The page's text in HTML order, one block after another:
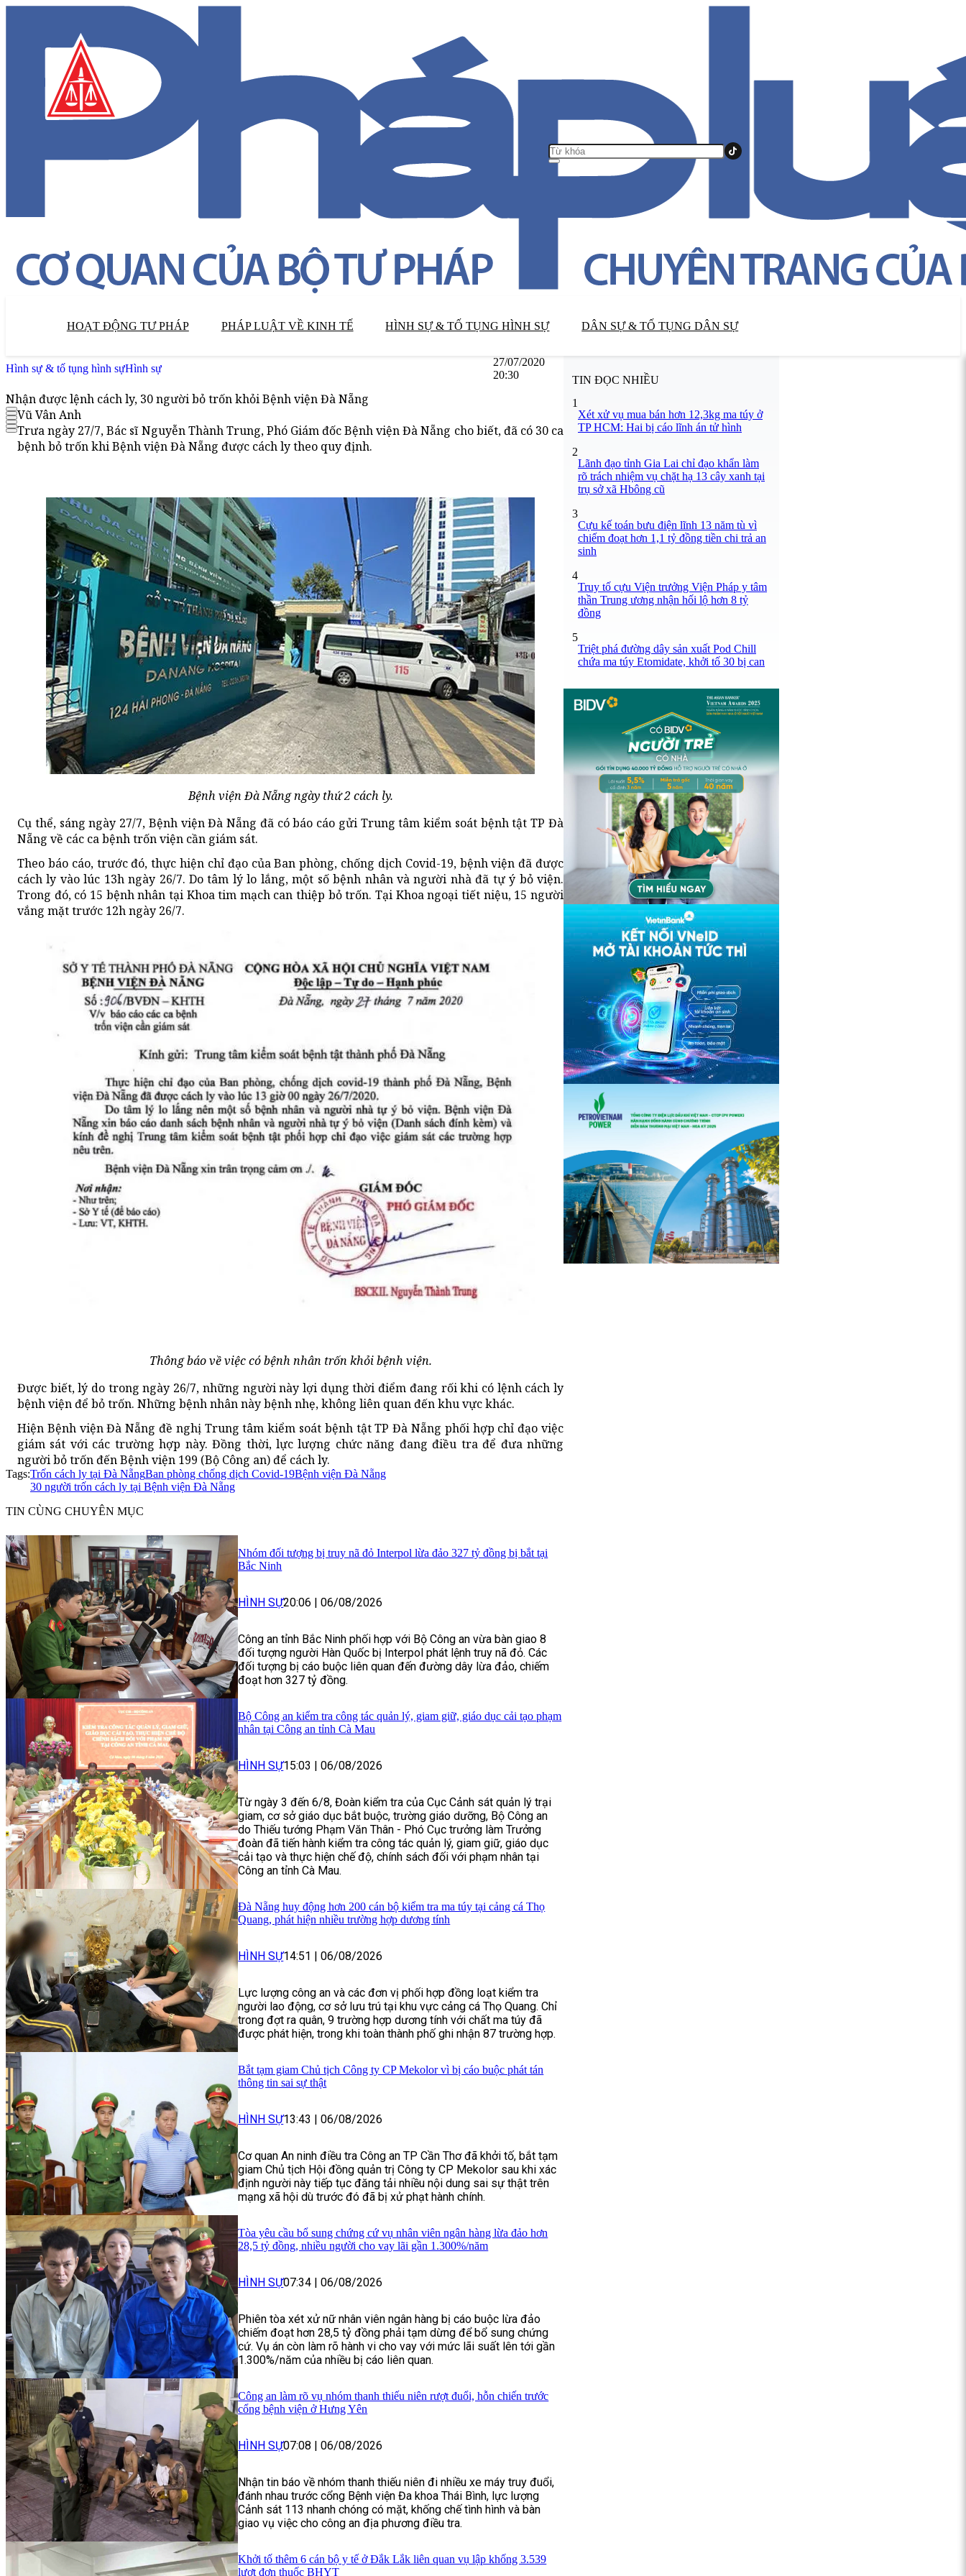
HOẠT ĐỘNG TƯ PHÁP PHÁP LUẬT VỀ KINH TẾ HÌNH SỰ & TỐ TỤNG HÌNH SỰ DÂN SỰ & TỐ TỤNG DÂN SỰ
Hình sự & tố tụng hình sựHình sự
27/07/2020
20:30
Nhận được lệnh cách ly, 30 người bỏ trốn khỏi Bệnh viện Đà Nẵng
Vũ Vân Anh
Trưa ngày 27/7, Bác sĩ Nguyễn Thành Trung, Phó Giám đốc Bệnh viện Đà Nẵng cho biết, đã có 30 ca
bệnh bỏ trốn khi Bệnh viện Đà Nẵng được cách ly theo quy định.
Bệnh viện Đà Nẵng ngày thứ 2 cách ly.
Cụ thể, sáng ngày 27/7, Bệnh viện Đà Nẵng đã có báo cáo gửi Trung tâm kiểm soát bệnh tật TP Đà
Nẵng về các ca bệnh trốn viện cần giám sát.
Theo báo cáo, trước đó, thực hiện chỉ đạo của Ban phòng, chống dịch Covid-19, bệnh viện đã được
cách ly vào lúc 13h ngày 26/7. Do tâm lý lo lắng, một số bệnh nhân và người nhà đã tự ý bỏ viện.
Trong đó, có 15 bệnh nhân tại Khoa tim mạch can thiệp bỏ trốn. Tại Khoa ngoại tiết niệu, 15 người
vắng mặt trước 12h ngày 26/7.
Thông báo về việc có bệnh nhân trốn khỏi bệnh viện.
Được biết, lý do trong ngày 26/7, những người này lợi dụng thời điểm đang rối khi có lệnh cách ly
bệnh viện để bỏ trốn. Những bệnh nhân này bệnh nhẹ, không liên quan đến khu vực khác.
Hiện Bệnh viện Đà Nẵng đề nghị Trung tâm kiểm soát bệnh tật TP Đà Nẵng phối hợp chỉ đạo việc
giám sát với các trường hợp này. Đồng thời, lực lượng chức năng đang điều tra để đưa những
người bỏ trốn đến Bệnh viện 199 (Bộ Công an) để cách ly.
Tags:Trốn cách ly tại Đà NẵngBan phòng chống dịch Covid-19Bệnh viện Đà Nẵng
30 người trốn cách ly tại Bệnh viện Đà Nẵng
TIN CÙNG CHUYÊN MỤC
Nhóm đối tượng bị truy nã đỏ Interpol lừa đảo 327 tỷ đồng bị bắt tại
Bắc Ninh
HÌNH SỰ20:06 | 06/08/2026
Công an tỉnh Bắc Ninh phối hợp với Bộ Công an vừa bàn giao 8
đối tượng người Hàn Quốc bị Interpol phát lệnh truy nã đỏ. Các
đối tượng bị cáo buộc liên quan đến đường dây lừa đảo, chiếm
đoạt hơn 327 tỷ đồng.
Bộ Công an kiểm tra công tác quản lý, giam giữ, giáo dục cải tạo phạm
nhân tại Công an tỉnh Cà Mau
HÌNH SỰ15:03 | 06/08/2026
Từ ngày 3 đến 6/8, Đoàn kiểm tra của Cục Cảnh sát quản lý trại
giam, cơ sở giáo dục bắt buộc, trường giáo dưỡng, Bộ Công an
do Thiếu tướng Phạm Văn Thân - Phó Cục trưởng làm Trưởng
đoàn đã tiến hành kiểm tra công tác quản lý, giam giữ, giáo dục
cải tạo và thực hiện chế độ, chính sách đối với phạm nhân tại
Công an tỉnh Cà Mau.
Đà Nẵng huy động hơn 200 cán bộ kiểm tra ma túy tại cảng cá Thọ
Quang, phát hiện nhiều trường hợp dương tính
HÌNH SỰ14:51 | 06/08/2026
Lực lượng công an và các đơn vị phối hợp đồng loạt kiểm tra
người lao động, cơ sở lưu trú tại khu vực cảng cá Thọ Quang. Chỉ
trong đợt ra quân, 9 trường hợp dương tính với chất ma túy đã
được phát hiện, trong khi toàn thành phố ghi nhận 87 trường hợp.
Bắt tạm giam Chủ tịch Công ty CP Mekolor vì bị cáo buộc phát tán
thông tin sai sự thật
HÌNH SỰ13:43 | 06/08/2026
Cơ quan An ninh điều tra Công an TP Cần Thơ đã khởi tố, bắt tạm
giam Chủ tịch Hội đồng quản trị Công ty CP Mekolor sau khi xác
định người này tiếp tục đăng tải nhiều nội dung sai sự thật trên
mạng xã hội dù trước đó đã bị xử phạt hành chính.
Tòa yêu cầu bổ sung chứng cứ vụ nhân viên ngân hàng lừa đảo hơn
28,5 tỷ đồng, nhiều người cho vay lãi gần 1.300%/năm
HÌNH SỰ07:34 | 06/08/2026
Phiên tòa xét xử nữ nhân viên ngân hàng bị cáo buộc lừa đảo
chiếm đoạt hơn 28,5 tỷ đồng phải tạm dừng để bổ sung chứng
cứ. Vụ án còn làm rõ hành vi cho vay với mức lãi suất lên tới gần
1.300%/năm của nhiều bị cáo liên quan.
Công an làm rõ vụ nhóm thanh thiếu niên rượt đuổi, hỗn chiến trước
cổng bệnh viện ở Hưng Yên
HÌNH SỰ07:08 | 06/08/2026
Nhận tin báo về nhóm thanh thiếu niên đi nhiều xe máy truy đuổi,
đánh nhau trước cổng Bệnh viện Đa khoa Thái Bình, lực lượng
Cảnh sát 113 nhanh chóng có mặt, khống chế tình hình và bàn
giao vụ việc cho công an địa phương điều tra.
Khởi tố thêm 6 cán bộ y tế ở Đắk Lắk liên quan vụ lập khống 3.539
lượt đơn thuốc BHYT
TIN ĐỌC NHIỀU
1
Xét xử vụ mua bán hơn 12,3kg ma túy ở
TP HCM: Hai bị cáo lĩnh án tử hình
2
Lãnh đạo tỉnh Gia Lai chỉ đạo khẩn làm
rõ trách nhiệm vụ chặt hạ 13 cây xanh tại
trụ sở xã Hbông cũ
3
Cựu kế toán bưu điện lĩnh 13 năm tù vì
chiếm đoạt hơn 1,1 tỷ đồng tiền chi trả an
sinh
4
Truy tố cựu Viện trưởng Viện Pháp y tâm
thần Trung ương nhận hối lộ hơn 8 tỷ
đồng
5
Triệt phá đường dây sản xuất Pod Chill
chứa ma túy Etomidate, khởi tố 30 bị can